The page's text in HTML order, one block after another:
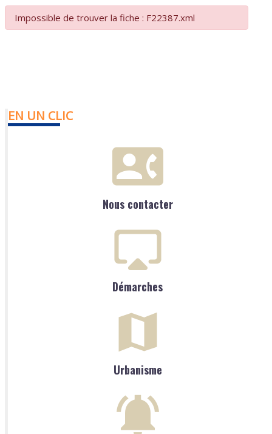
Impossible de trouver la fiche : F22387.xml
EN UN CLIC
Nous contacter
Démarches
Urbanisme